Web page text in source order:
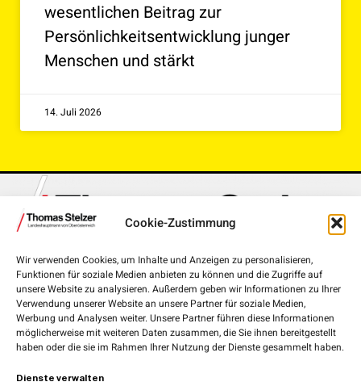
Cookie-Zustimmung
Wir verwenden Cookies, um Inhalte und Anzeigen zu personalisieren,
Funktionen für soziale Medien anbieten zu können und die Zugriffe auf
unsere Website zu analysieren. Außerdem geben wir Informationen zu Ihrer
Verwendung unserer Website an unsere Partner für soziale Medien,
Werbung und Analysen weiter. Unsere Partner führen diese Informationen
möglicherweise mit weiteren Daten zusammen, die Sie ihnen bereitgestellt
haben oder die sie im Rahmen Ihrer Nutzung der Dienste gesammelt haben.
Dienste verwalten
wesentlichen Beitrag zur
Persönlichkeitsentwicklung junger
Menschen und stärkt
14. Juli 2026
Landhausplatz 1, 4020 Linz
+43 732 7720-111 00
lh.stelzer@ooe.gv.at